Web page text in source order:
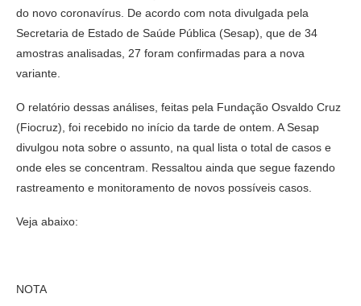
do novo coronavírus. De acordo com nota divulgada pela
Secretaria de Estado de Saúde Pública (Sesap), que de 34
amostras analisadas, 27 foram confirmadas para a nova
variante.
O relatório dessas análises, feitas pela Fundação Osvaldo Cruz
(Fiocruz), foi recebido no início da tarde de ontem. A Sesap
divulgou nota sobre o assunto, na qual lista o total de casos e
onde eles se concentram. Ressaltou ainda que segue fazendo
rastreamento e monitoramento de novos possíveis casos.
Veja abaixo:
NOTA